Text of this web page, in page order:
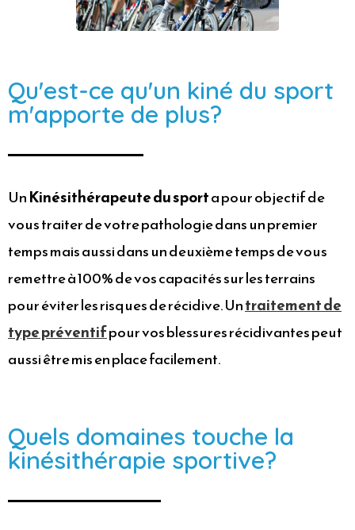
Qu'est-ce qu'un kiné du sport
m'apporte de plus?
UnKinésithérapeute du sporta pour objectif de
vous traiter de votre pathologie dans un premier
temps mais aussi dans un deuxième temps de vous
remettre à 100% de vos capacités sur les terrains
pour éviter les risques de récidive. Untraitement de
type préventifpour vos blessures récidivantes peut
aussi être mis en place facilement.
Quels domaines touche la
kinésithérapie sportive?